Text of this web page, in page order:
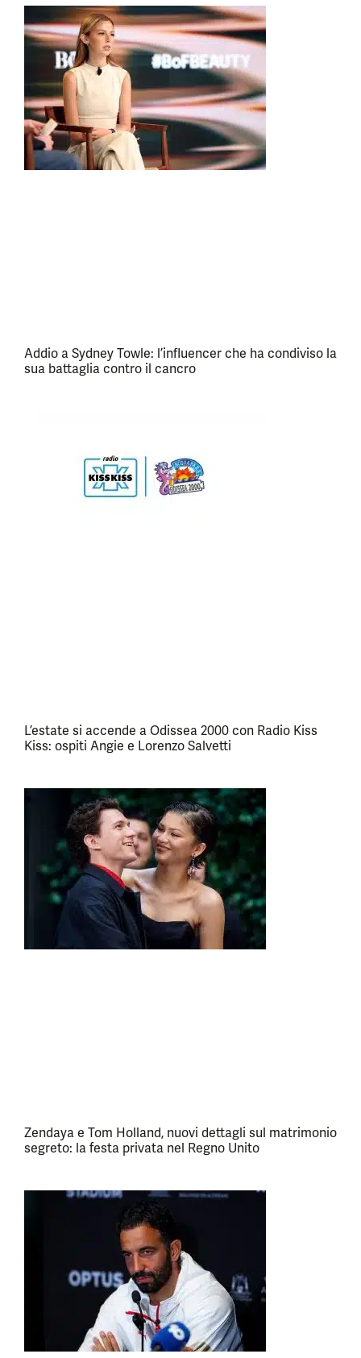
Addio a Sydney Towle: l’influencer che ha condiviso la
sua battaglia contro il cancro
L’estate si accende a Odissea 2000 con Radio Kiss
Kiss: ospiti Angie e Lorenzo Salvetti
Zendaya e Tom Holland, nuovi dettagli sul matrimonio
segreto: la festa privata nel Regno Unito